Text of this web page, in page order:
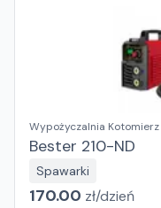
Wypożyczalnia Kotomierz
Bester 210-ND
Spawarki
170.00 zł/dzień